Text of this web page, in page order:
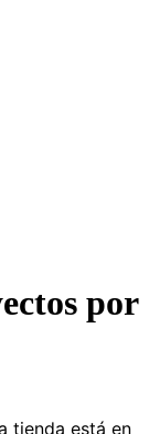
por
tienda está en